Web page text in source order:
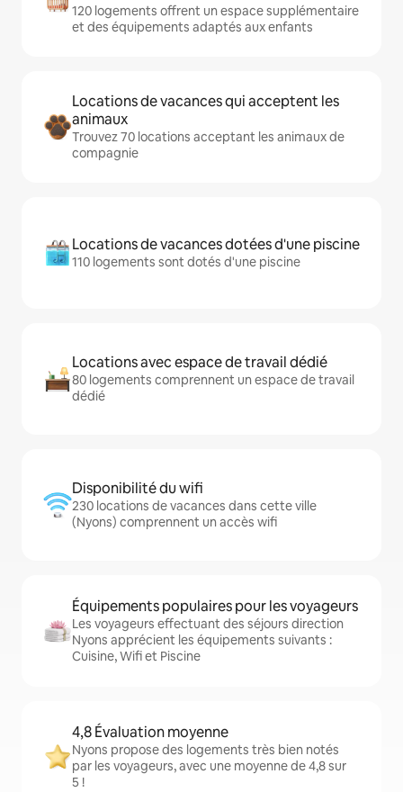
120 logements offrent un espace supplémentaire
et des équipements adaptés aux enfants
Locations de vacances qui acceptent les
animaux
Trouvez 70 locations acceptant les animaux de
compagnie
Locations de vacances dotées d'une piscine
110 logements sont dotés d'une piscine
Locations avec espace de travail dédié
80 logements comprennent un espace de travail
dédié
Disponibilité du wifi
230 locations de vacances dans cette ville
(Nyons) comprennent un accès wifi
Équipements populaires pour les voyageurs
Les voyageurs effectuant des séjours direction
Nyons apprécient les équipements suivants :
Cuisine, Wifi et Piscine
4,8 Évaluation moyenne
Nyons propose des logements très bien notés
par les voyageurs, avec une moyenne de 4,8 sur
5 !